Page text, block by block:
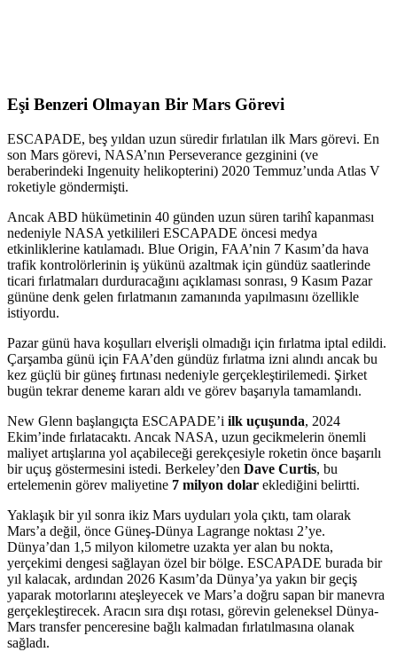
Eşi Benzeri Olmayan Bir Mars Görevi
ESCAPADE, beş yıldan uzun süredir fırlatılan ilk Mars görevi. En
son Mars görevi, NASA’nın Perseverance gezginini (ve
beraberindeki Ingenuity helikopterini) 2020 Temmuz’unda Atlas V
roketiyle göndermişti.
Ancak ABD hükümetinin 40 günden uzun süren tarihî kapanması
nedeniyle NASA yetkilileri ESCAPADE öncesi medya
etkinliklerine katılamadı. Blue Origin, FAA’nin 7 Kasım’da hava
trafik kontrolörlerinin iş yükünü azaltmak için gündüz saatlerinde
ticari fırlatmaları durduracağını açıklaması sonrası, 9 Kasım Pazar
gününe denk gelen fırlatmanın zamanında yapılmasını özellikle
istiyordu.
Pazar günü hava koşulları elverişli olmadığı için fırlatma iptal edildi.
Çarşamba günü için FAA’den gündüz fırlatma izni alındı ancak bu
kez güçlü bir güneş fırtınası nedeniyle gerçekleştirilemedi. Şirket
bugün tekrar deneme kararı aldı ve görev başarıyla tamamlandı.
New Glenn başlangıçta ESCAPADE’i ilk uçuşunda, 2024
Ekim’inde fırlatacaktı. Ancak NASA, uzun gecikmelerin önemli
maliyet artışlarına yol açabileceği gerekçesiyle roketin önce başarılı
bir uçuş göstermesini istedi. Berkeley’den Dave Curtis, bu
ertelemenin görev maliyetine 7 milyon dolar eklediğini belirtti.
Yaklaşık bir yıl sonra ikiz Mars uyduları yola çıktı, tam olarak
Mars’a değil, önce Güneş-Dünya Lagrange noktası 2’ye.
Dünya’dan 1,5 milyon kilometre uzakta yer alan bu nokta,
yerçekimi dengesi sağlayan özel bir bölge. ESCAPADE burada bir
yıl kalacak, ardından 2026 Kasım’da Dünya’ya yakın bir geçiş
yaparak motorlarını ateşleyecek ve Mars’a doğru sapan bir manevra
gerçekleştirecek. Aracın sıra dışı rotası, görevin geleneksel Dünya-
Mars transfer penceresine bağlı kalmadan fırlatılmasına olanak
sağladı.